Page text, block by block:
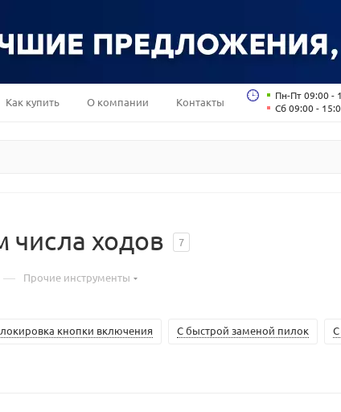
Как купить О компании Контакты
Пн-Пт 09:00 -
Сб 09:00 -
числа ходов 7
— Прочие инструменты
кнопки включения С быстрой заменой пилок